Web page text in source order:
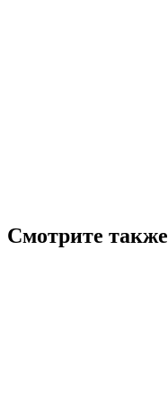
Смотрите также